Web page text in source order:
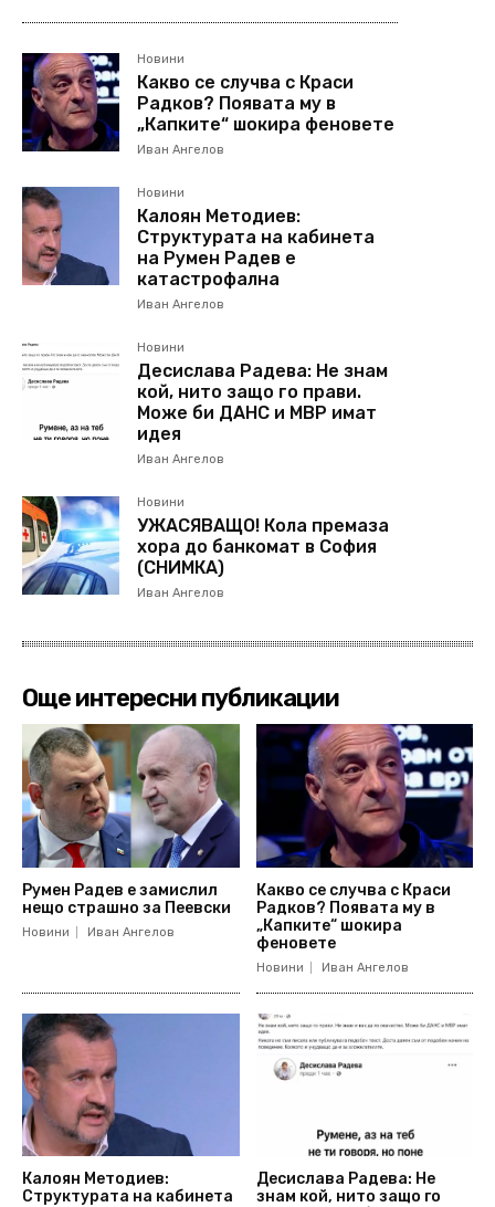
Новини
Какво се случва с Краси
Радков? Появата му в
„Капките“ шокира феновете
Иван Ангелов
Новини
Калоян Методиев:
Структурата на кабинета
на Румен Радев е
катастрофална
Иван Ангелов
Новини
Десислава Радева: Не знам
кой, нито защо го прави.
Може би ДАНС и МВР имат
идея
Иван Ангелов
Новини
УЖАСЯВАЩО! Кола премаза
хора до банкомат в София
(СНИМКА)
Иван Ангелов
Още интересни публикации
Румен Радев е замислил
нещо страшно за Пеевски
Новини Иван Ангелов
Какво се случва с Краси
Радков? Появата му в
„Капките“ шокира
феновете
Новини Иван Ангелов
Калоян Методиев:
Структурата на кабинета
Десислава Радева: Не
знам кой, нито защо го